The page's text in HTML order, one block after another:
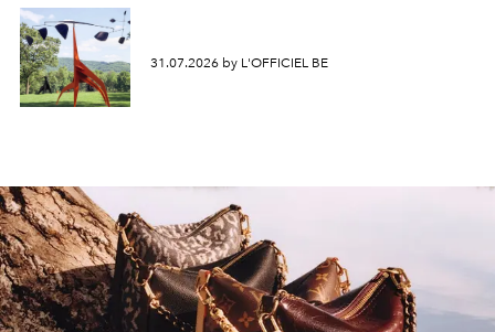
31.07.2026 by L'OFFICIEL BE